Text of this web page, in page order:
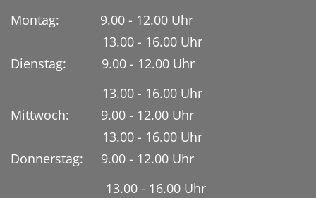
Montag: 9.00 - 12.00 Uhr
13.00 - 16.00 Uhr
Dienstag:
9.00 - 12.00 Uhr
13.00 - 16.00 Uhr
Mittwoch: 9.00 - 12.00 Uhr
13.00 - 16.00 Uhr
Donnerstag: 9.00 - 12.00 Uhr
13.00 - 16.00 Uhr